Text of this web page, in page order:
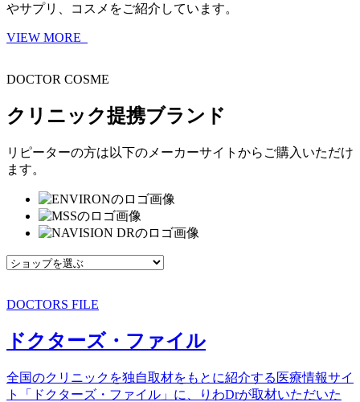
やサプリ、コスメをご紹介しています。
VIEW MORE
DOCTOR COSME
クリニック提携ブランド
リピーターの方は以下のメーカーサイトからご購入いただけ
ます。
DOCTORS FILE
ドクターズ・ファイル
全国のクリニックを独自取材をもとに紹介する医療情報サイ
ト「ドクターズ・ファイル」に、りわDrが取材いただいた